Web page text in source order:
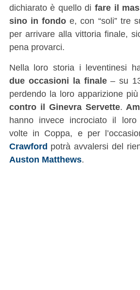
dichiarato è quello di fare il
sino in fondo e, con “soli” tre
per arrivare alla vittoria finale,
pena provarci.
Nella loro storia i leventinesi
due occasioni la finale– su
perdendo la loro apparizione
contro il Ginevra Servette.
hanno invece incrociato il loro
volte in Coppa, e per
Crawford potrà avvalersi del
Auston Matthews.